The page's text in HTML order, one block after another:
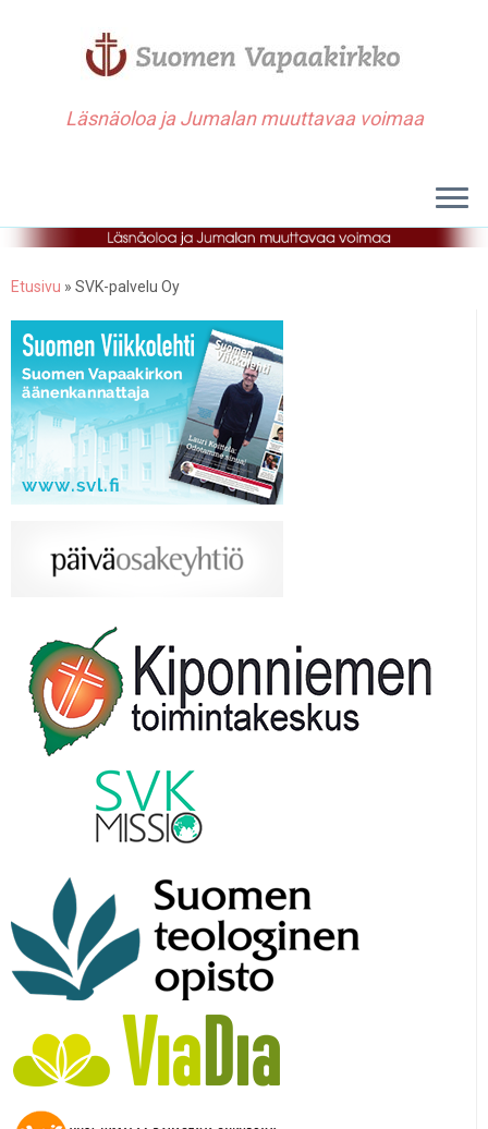
Läsnäoloa ja Jumalan muuttavaa voimaa
Etusivu » SVK-palvelu Oy